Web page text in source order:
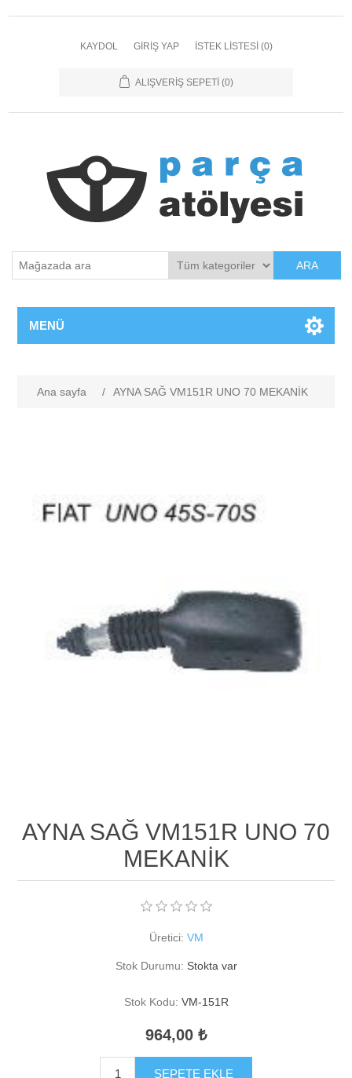
KAYDOL GIRIŞ YAP İSTEK LISTESI (0)
ALIŞVERIŞ SEPETI (0)
ARA
MENÜ
Ana sayfa / AYNA SAĞ VM151R UNO 70 MEKANİK
AYNA SAĞ VM151R UNO 70
MEKANİK
Üretici: VM
Stok Durumu: Stokta var
Stok Kodu: VM-151R
964,00 ₺
SEPETE EKLE